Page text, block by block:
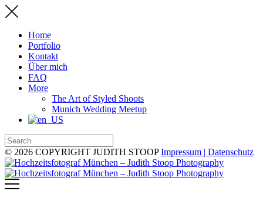
Home
Portfolio
Kontakt
Über mich
FAQ
More
The Art of Styled Shoots
Munich Wedding Meetup
© 2026 COPYRIGHT JUDITH STOOPImpressum | Datenschutz